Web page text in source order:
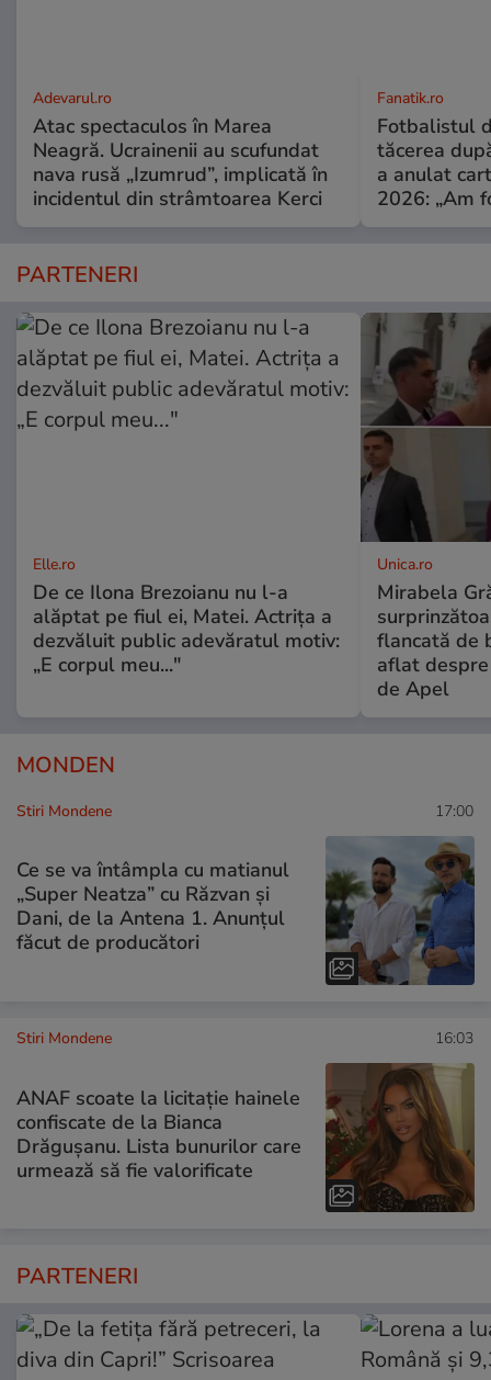
Adevarul.ro
Atac spectaculos în Marea
Neagră. Ucrainenii au scufundat
nava rusă „Izumrud”, implicată în
incidentul din strâmtoarea Kerci
Fanatik.ro
Fotbalistul
tăcerea
a anulat
2026: „Am
PARTENERI
Elle.ro
De ce Ilona Brezoianu nu l-a
alăptat pe fiul ei, Matei. Actrița a
dezvăluit public adevăratul motiv:
„E corpul meu..."
Unica.ro
Mirabela
flancată de
aflat
de Apel
MONDEN
Stiri Mondene 17:00
Ce se va întâmpla cu matianul
„Super Neatza” cu Răzvan şi
Dani, de la Antena 1. Anunțul
făcut de producători
Stiri Mondene 16:03
ANAF scoate la licitație hainele
confiscate de la Bianca
Drăgușanu. Lista bunurilor care
urmează să fie valorificate
PARTENERI